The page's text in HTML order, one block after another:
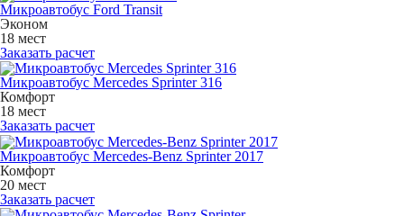
Микроавтобус Ford Transit
Эконом
18 мест
Заказать расчет
Микроавтобус Mercedes Sprinter 316
Комфорт
18 мест
Заказать расчет
Микроавтобус Mercedes-Benz Sprinter 2017
Комфорт
20 мест
Заказать расчет